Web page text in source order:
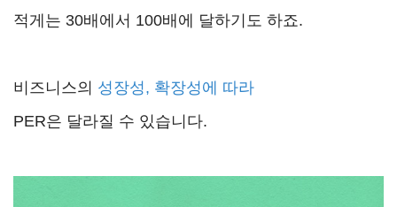
적게는 30배에서 100배에 달하기도 하죠.
비즈니스의 성장성, 확장성에 따라
PER은 달라질 수 있습니다.